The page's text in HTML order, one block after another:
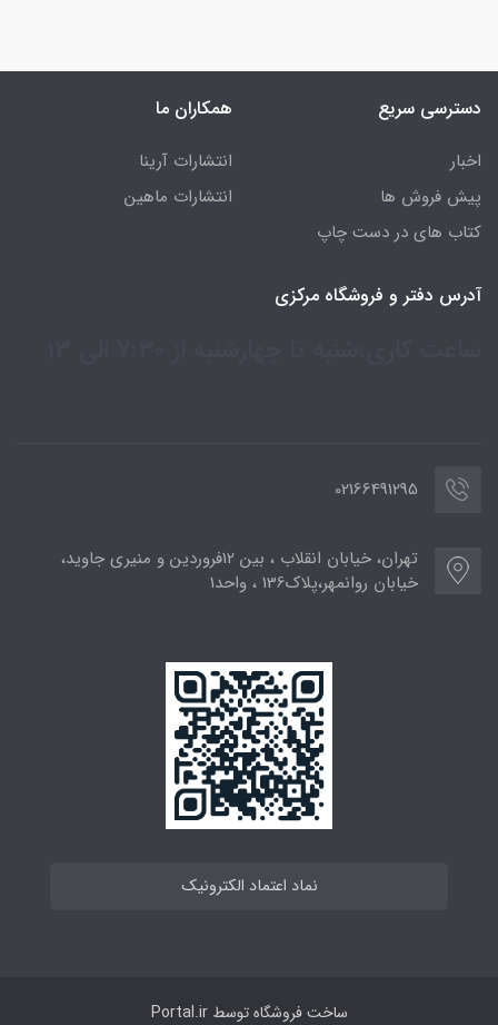
دسترسی سریع
اخبار
پیش فروش ها
کتاب های در دست چاپ
همکاران ما
انتشارات آرینا
انتشارات ماهین
آدرس دفتر و فروشگاه مرکزی
02166491295
تهران، خیابان انقلاب ، بین 12فروردین و منیری جاوید،
خیابان روانمهر،پلاک136 ، واحد1
نماد اعتماد الکترونیک
ساخت فروشگاه توسطPortal.ir